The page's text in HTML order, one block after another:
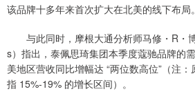
该品牌十多年来首次扩大在北美的线下布局。
与此同时，摩根大通分析师马修・R・
s）指出，泰佩思琦集团本季度蔻驰品牌的
美地区营收同比增幅达 “两位数高位”（注
指 15%-19% 的增长区间）。